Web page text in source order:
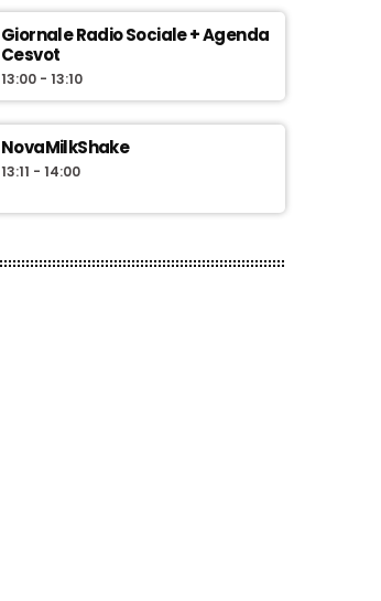
Giornale Radio Sociale + Agenda
Cesvot
13:00 - 13:10
NovaMilkShake
13:11 - 14:00